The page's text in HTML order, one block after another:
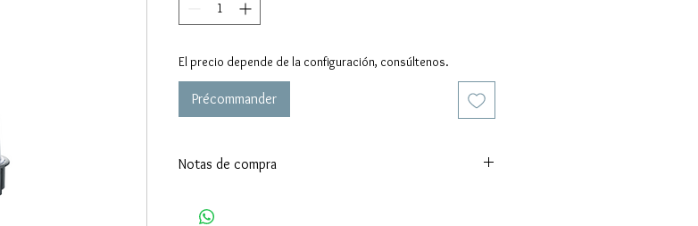
El precio depende de la configuración, consúltenos.
Précommander
Notas de compra
Términos de entrega aceptados: FOB, CIF, EXW